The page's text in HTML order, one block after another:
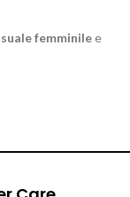
femminilee
usare per le